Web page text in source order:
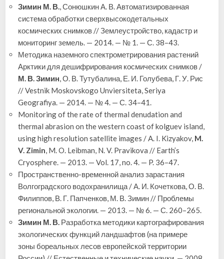
Зимин М. В., Сонюшкин А. В. Автоматизированная
система обработки сверхвысокодетальных
космических снимков // Землеустройство, кадастр и
мониторинг земель. — 2014. — № 1. — С. 38–43.
Методика наземного спектрометрирования растений
Арктики для дешифрирования космических снимков /
М. В. Зимин, О. В. Тутубалина, Е. И. Голубева, Г. У. Рис
// Vestnik Moskovskogo Unviersiteta, Seriya
Geografiya. — 2014. — № 4. — С. 34–41.
Monitoring of the rate of thermal denudation and
thermal abrasion on the western coast of kolguev island,
using high resolution satellite images / A. I. Kizyakov, M.
V. Zimin, M. O. Leibman, N. V. Pravikova // Earth’s
Cryosphere. — 2013. — Vol. 17, no. 4. — P. 36–47.
Пространственно-временной анализ зарастания
Волгоградского водохранилища / А. И. Кочеткова, О. В.
Филиппов, В. Г. Папченков, М. В. Зимин // Проблемы
региональной экологии. — 2013. — № 6. — С. 260–265.
Зимин М. В. Разработка методики картографирования
экологических функций ландшафтов (на примере
зоны бореальных лесов европейской территории